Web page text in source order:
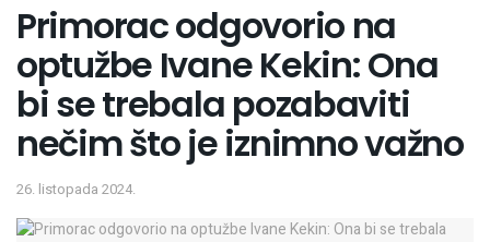
Primorac odgovorio na
optužbe Ivane Kekin: Ona
bi se trebala pozabaviti
nečim što je iznimno važno
26. listopada 2024.